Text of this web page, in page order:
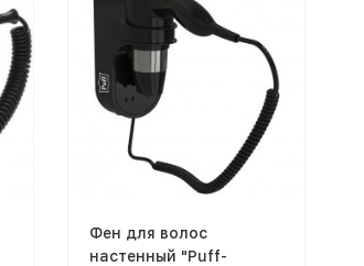
Фен для волос
настенный "Puff-